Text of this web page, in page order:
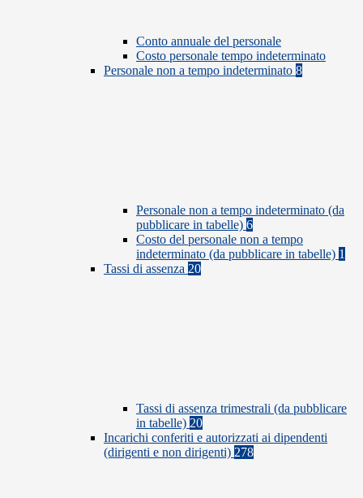
Conto annuale del personale
Costo personale tempo indeterminato
Personale non a tempo indeterminato 8
Personale non a tempo indeterminato (da
pubblicare in tabelle) 6
Costo del personale non a tempo
indeterminato (da pubblicare in tabelle) 1
Tassi di assenza 20
Tassi di assenza trimestrali (da pubblicare
in tabelle) 20
Incarichi conferiti e autorizzati ai dipendenti
(dirigenti e non dirigenti) 278